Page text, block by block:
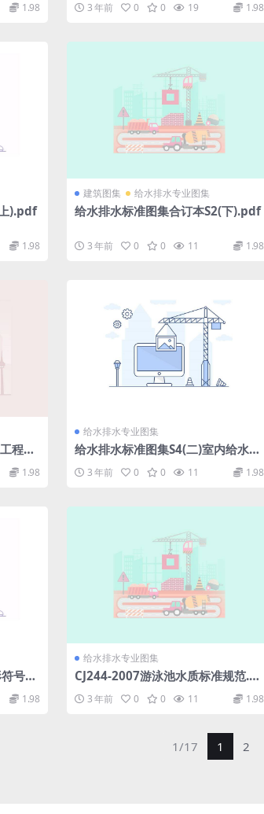
1.98 3 年前 0 0 19 1.98
).pdf
1.98
建筑图集 给水排水专业图集
给水排水标准图集合订本S2(下).pdf
3 年前 0 0 11 1.98
程及
1.98
给水排水专业图集
给水排水标准图集S4(二)室内给水排
水管道及附件安装.pdf
3 年前 0 0 11 1.98
号总
1.98
给水排水专业图集
CJ244-2007游泳池水质标准规范.p
3 年前 0 0 11 1.98
1/17 1 2